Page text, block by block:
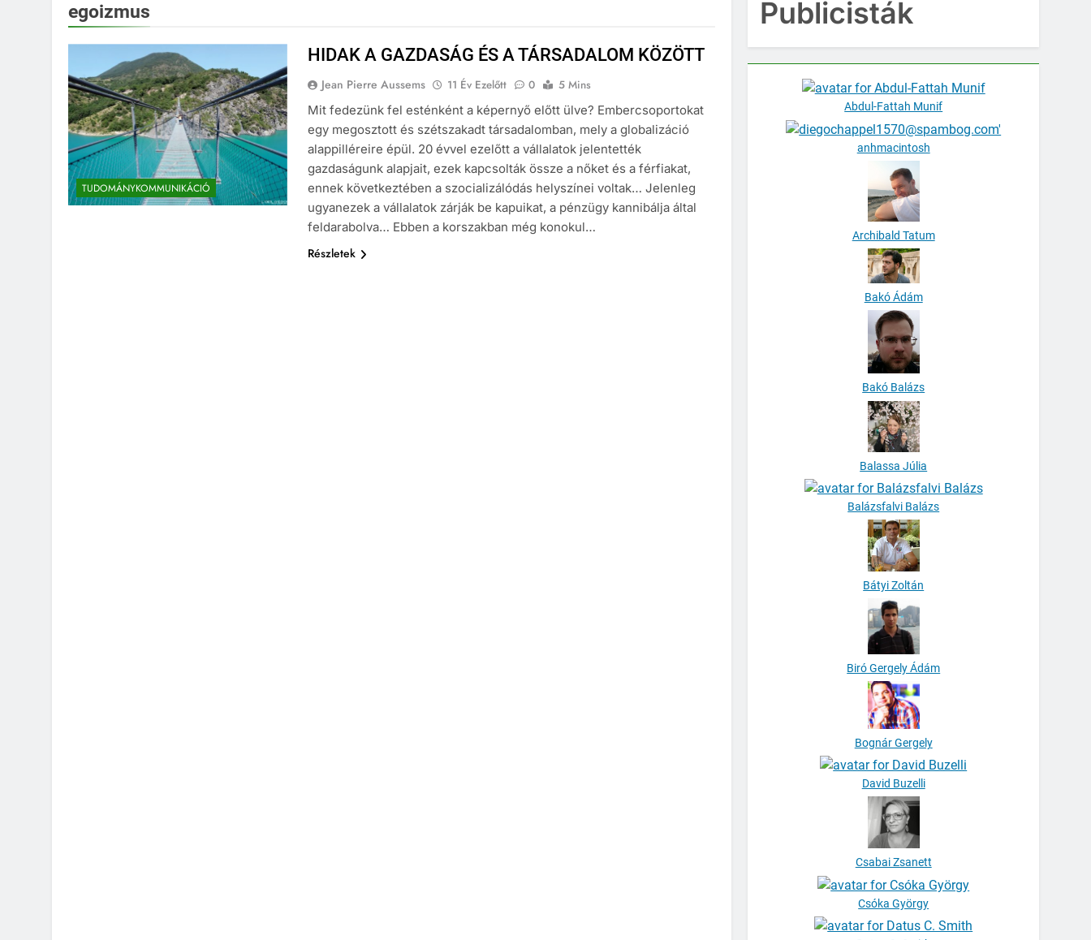
egoizmus
TUDOMÁNYKOMMUNIKÁCIÓ
HIDAK A GAZDASÁG ÉS A TÁRSADALOM KÖZÖTT
Jean Pierre Aussems 11 Év Ezelőtt 0
5 Mins
Mit fedezünk fel esténként a képernyő előtt ülve? Embercsoportokat
egy megosztott és szétszakadt társadalomban, mely a globalizáció
alappilléreire épül. 20 évvel ezelőtt a vállalatok jelentették
gazdaságunk alapjait, ezek kapcsolták össze a nőket és a férfiakat,
ennek következtében a szocializálódás helyszínei voltak… Jelenleg
ugyanezek a vállalatok zárják be kapuikat, a pénzügy kannibálja által
feldarabolva… Ebben a korszakban még konokul…
Részletek
Publicisták
Abdul-Fattah Munif
anhmacintosh
Archibald Tatum
Bakó Ádám
Bakó Balázs
Balassa Júlia
Balázsfalvi Balázs
Bátyi Zoltán
Biró Gergely Ádám
Bognár Gergely
David Buzelli
Csabai Zsanett
Csóka György